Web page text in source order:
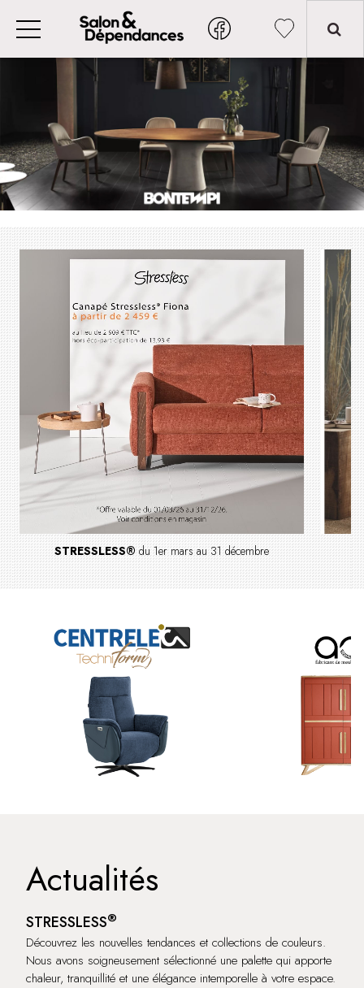
STRESSLESS® du 1er mars au 31 décembre
Actualités
STRESSLESS®
Découvrez les nouvelles tendances et collections de couleurs.
Nous avons soigneusement sélectionné une palette qui apporte
chaleur, tranquillité et une élégance intemporelle à votre espace.